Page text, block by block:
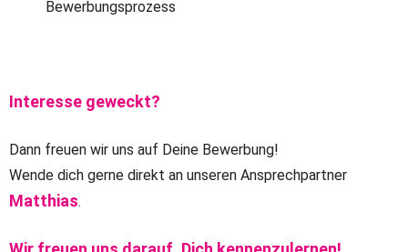
Bewerbungsprozess
Interesse geweckt?
Dann freuen wir uns auf Deine Bewerbung!
Wende dich gerne direkt an unseren Ansprechpartner
Matthias.